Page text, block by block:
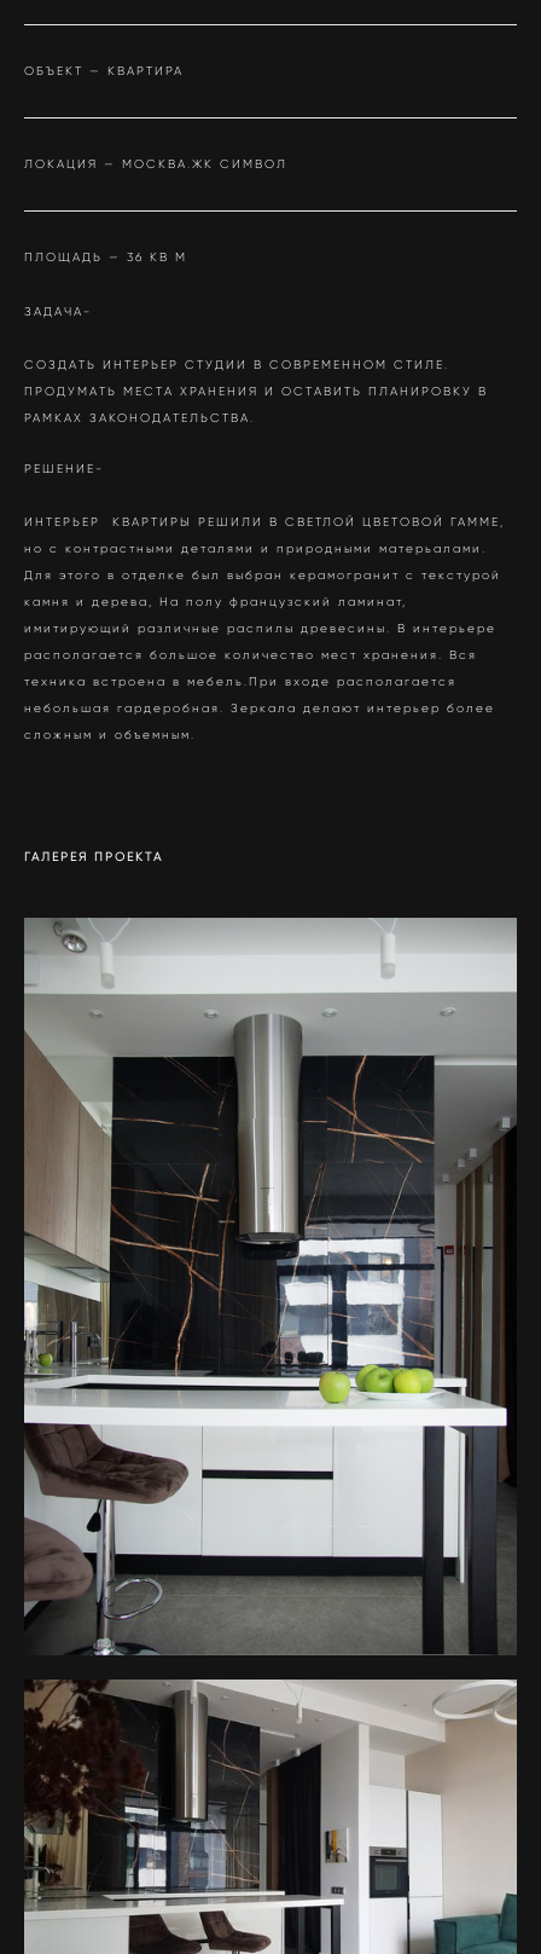
ОБЪЕКТ — КВАРТИРА
ЛОКАЦИЯ — МОСКВА.ЖК СИМВОЛ
ПЛОЩАДЬ — 36 КВ М
ЗАДАЧА-
СОЗДАТЬ ИНТЕРЬЕР СТУДИИ В СОВРЕМЕННОМ СТИЛЕ.
ПРОДУМАТЬ МЕСТА ХРАНЕНИЯ И ОСТАВИТЬ ПЛАНИРОВКУ В
РАМКАХ ЗАКОНОДАТЕЛЬСТВА.
РЕШЕНИЕ-
ИНТЕРЬЕР КВАРТИРЫ РЕШИЛИ В СВЕТЛОЙ ЦВЕТОВОЙ ГАММЕ,
но с контрастными деталями и природными матерьалами.
Для этого в отделке был выбран керамогранит с текстурой
камня и дерева, На полу французский ламинат,
имитирующий различные распилы древесины. В интерьере
располагается большое количество мест хранения. Вся
техника встроена в мебель.При входе располагается
небольшая гардеробная. Зеркала делают интерьер более
сложным и объемным.
ГАЛЕРЕЯ ПРОЕКТА